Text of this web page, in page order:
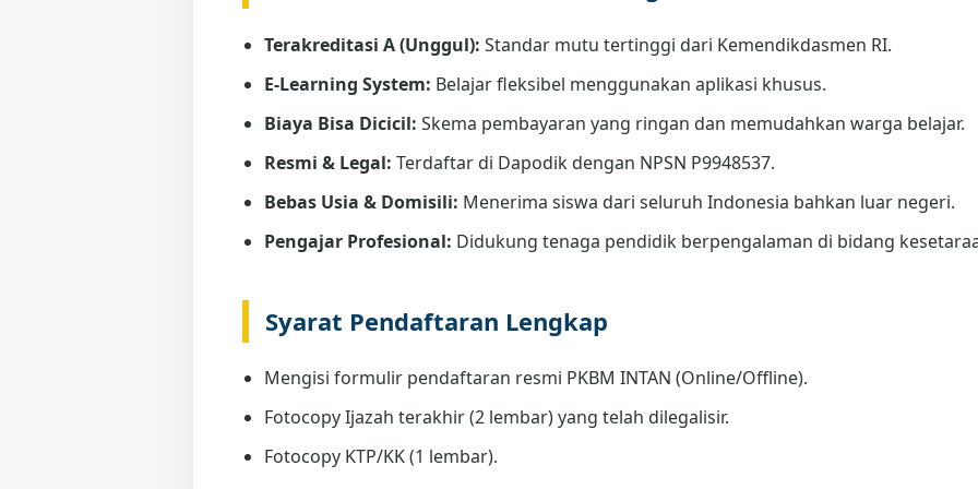
Terakreditasi A (Unggul): Standar mutu tertinggi dari Kemendikdasmen RI.
E-Learning System: Belajar fleksibel menggunakan aplikasi khusus.
Biaya Bisa Dicicil: Skema pembayaran yang ringan dan memudahkan warga belajar.
Resmi & Legal: Terdaftar di Dapodik dengan NPSN P9948537.
Bebas Usia & Domisili: Menerima siswa dari seluruh Indonesia bahkan luar negeri.
Pengajar Profesional: Didukung tenaga pendidik berpengalaman di bidang
Syarat Pendaftaran Lengkap
Mengisi formulir pendaftaran resmi PKBM INTAN (Online/Offline).
Fotocopy Ijazah terakhir (2 lembar) yang telah dilegalisir.
Fotocopy KTP/KK (1 lembar).